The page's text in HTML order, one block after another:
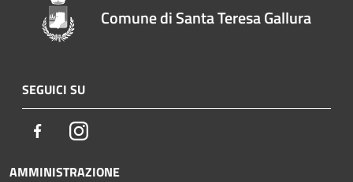
Comune di Santa Teresa Gallura
SEGUICI SU
FacebookInstagram
AMMINISTRAZIONE